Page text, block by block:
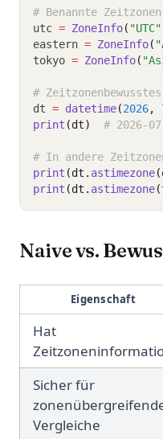
# Benannte Zeitzonen
utc = ZoneInfo( "UTC"
eastern = ZoneInfo(
tokyo = ZoneInfo(
#
dt = datetime(2026,
print (dt) # 2026-
# In andere
print (dt. astimezone
print (dt. astimezone
Naive vs.
Eigenschaft
Hat
Sicher für
Vergleiche